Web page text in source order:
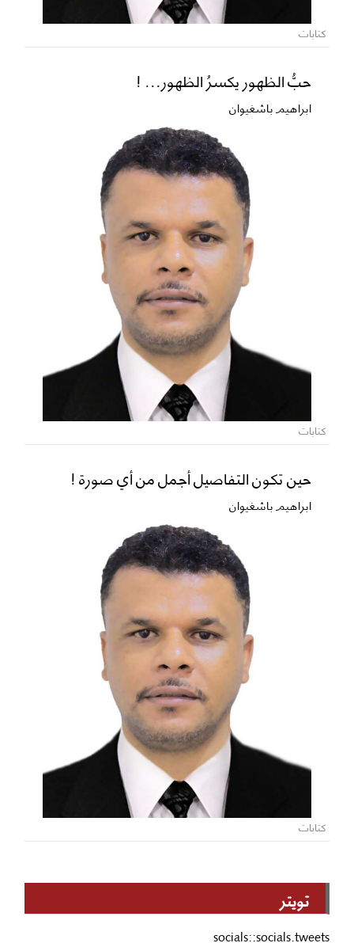
كتابات
حبُّ الظهور يكسرُ الظهور... !
ابراهيم باشغيوان
كتابات
حين تكون التفاصيل أجمل من أي صورة !
ابراهيم باشغيوان
كتابات
تويتر
socials::socials.tweets